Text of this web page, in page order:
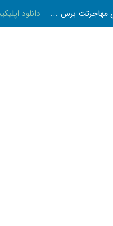
دانلود